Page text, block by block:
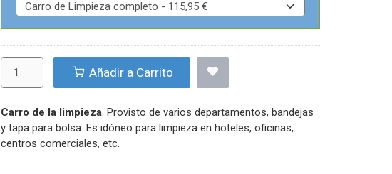
Añadir a Carrito
Carro de la limpieza. Provisto de varios departamentos, bandejas
y tapa para bolsa. Es idóneo para limpieza en hoteles, oficinas,
centros comerciales, etc.